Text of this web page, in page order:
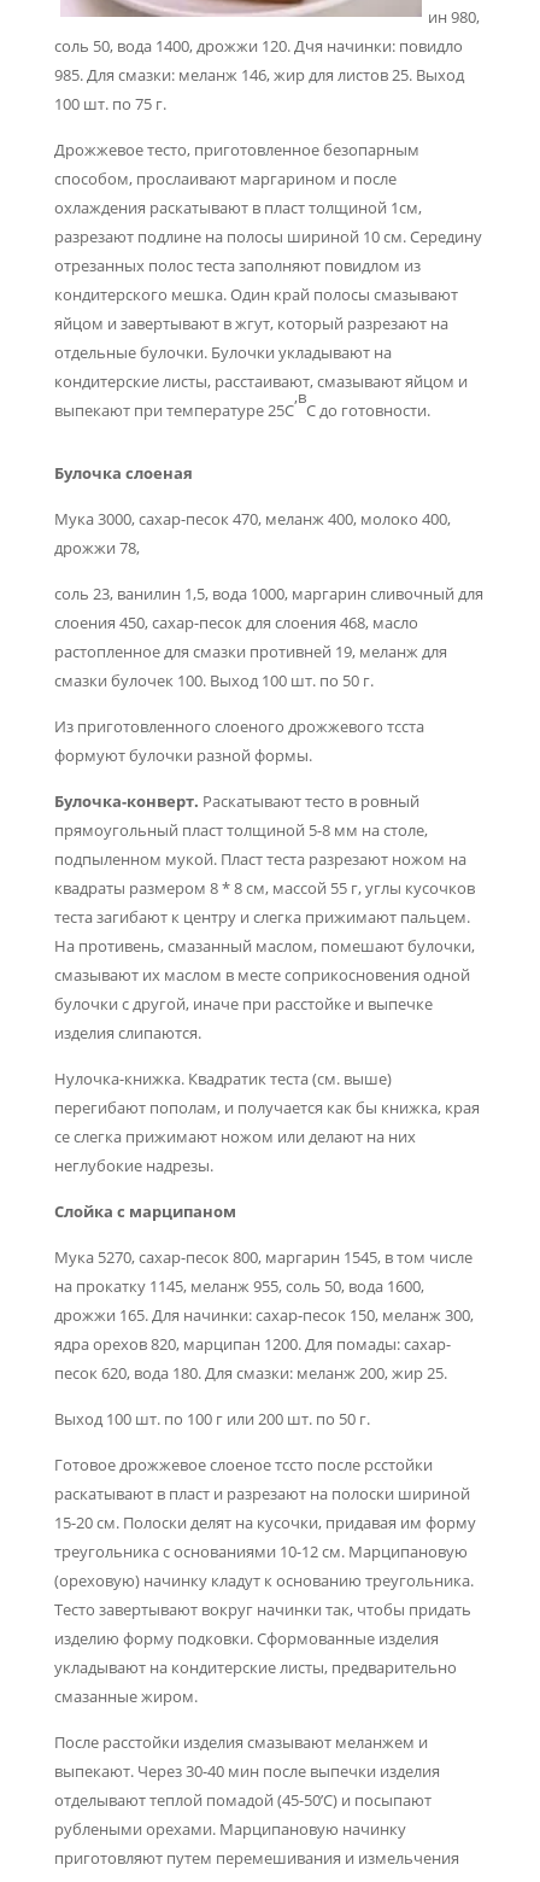
ин 980,
соль 50, вода 1400, дрожжи 120. Дчя начинки: повидло
985. Для смазки: меланж 146, жир для листов 25. Выход
100 шт. по 75 г.
Дрожжевое тесто, приготовленное безопарным
способом, про­слаивают маргарином и после
охлаждения раскатывают в пласт толщиной 1см,
разрезают подлине на полосы шириной 10 см. Се­редину
отрезанных полос теста заполняют повидлом из
кондитер­ского мешка. Один край полосы смазывают
яйцом и завертывают в жгут, который разрезают на
отдельные булочки. Булочки уклады­вают на
кондитерские листы, расстаивают, смазывают яйцом и
выпекают при температуре 25С
,в
С до готовности.
Булочка слоеная
Мука 3000, сахар-песок 470, меланж 400, молоко 400,
дрожжи 78,
соль 23, ванилин 1,5, вода 1000, маргарин сливочный для
слоения 450, сахар-песок для слоения 468, масло
растопленное для смазки противней 19, меланж для
смазки булочек 100. Выход 100 шт. по 50 г.
Из приготовленного слоеного дрожжевого тсста
формуют бу­лочки разной формы.
Булочка-конверт. Раскатывают тесто в ровный
прямоугольный пласт толщиной 5-8 мм на столе,
подпыленном мукой. Пласт теста разрезают ножом на
квадраты размером 8 * 8 см, массой 55 г, углы кусочков
теста загибают к центру и слегка прижимают пальцем.
На противень, смазанный маслом, помешают булочки,
смазывают их маслом в месте соприкосновения одной
булочки с другой, иначе при расстойке и выпечке
изделия слипаются.
Нулочка-книжка. Квадратик теста (см. выше)
перегибают попо­лам, и получается как бы книжка, края
се слегка прижимают но­жом или делают на них
неглубокие надрезы.
Слойка с марципаном
Мука 5270, сахар-песок 800, маргарин 1545, в том числе
на прокатку 1145, меланж 955, соль 50, вода 1600,
дрожжи 165. Для начинки: сахар-песок 150, меланж 300,
ядра орехов 820, марципан 1200. Для помады: сахар-
песок 620, вода 180. Для смазки: меланж 200, жир 25.
Выход 100 шт. по 100 г или 200 шт. по 50 г.
Готовое дрожжевое слоеное тссто после рсстойки
раскатывают в пласт и разрезают на полоски шириной
15-20 см. Полоски делят на кусочки, придавая им форму
треугольника с основаниями 10-12 см. Марципановую
(ореховую) начинку кладут к основанию треуголь­ника.
Тесто завертывают вокруг начинки так, чтобы придать
изде­лию форму подковки. Сформованные изделия
укладывают на кон­дитерские листы, предварительно
смазанные жиром.
После расстойки изделия смазывают меланжем и
выпекают. Че­рез 30-40 мин после выпечки изделия
отделывают теплой помадой (45-50’С) и посыпают
рублеными орехами. Марципановую начин­ку
приготовляют путем перемешивания и измельчения